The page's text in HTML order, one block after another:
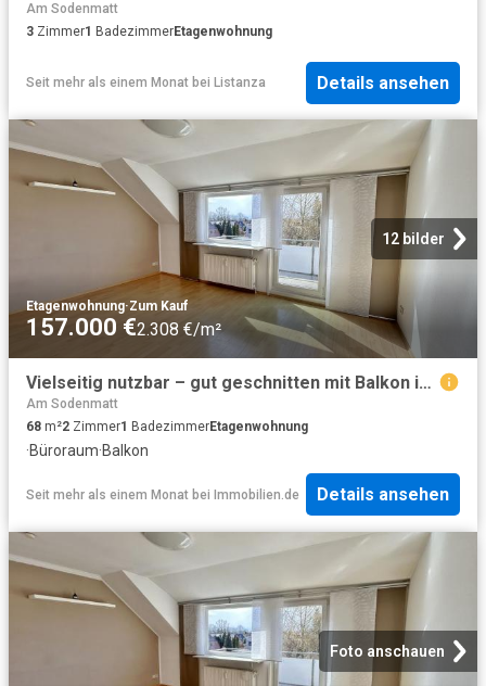
Am Sodenmatt
3 Zimmer1 BadezimmerEtagenwohnung
Seit mehr als einem Monat bei Listanza Details ansehen
12 bilder
Etagenwohnung·Zum Kauf
157.000 €2.308 €/m²
Vielseitig nutzbar – gut geschnitten mit Balkon in Delmenhorst
Am Sodenmatt
68 m²2 Zimmer1 BadezimmerEtagenwohnung
·Büroraum·Balkon
Seit mehr als einem Monat bei Immobilien.de Details ansehen
Foto anschauen